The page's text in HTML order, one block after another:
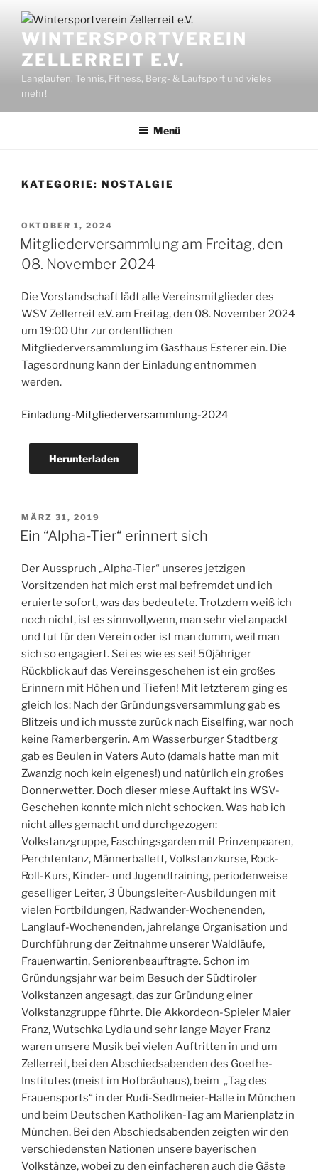
Inhalt
springenWINTERSPORTVEREIN
ZELLERREIT E.V.
Langlaufen, Tennis, Fitness, Berg- & Laufsport und vieles
mehr!
Menü
KATEGORIE: NOSTALGIE
VERÖFFENTLICHT
AM
OKTOBER 1, 2024
Mitgliederversammlung am Freitag, den
08. November 2024
Die Vorstandschaft lädt alle Vereinsmitglieder des
WSV Zellerreit e.V. am Freitag, den 08. November 2024
um 19:00 Uhr zur ordentlichen
Mitgliederversammlung im Gasthaus Esterer ein. Die
Tagesordnung kann der Einladung entnommen
werden.
Einladung-Mitgliederversammlung-2024
Herunterladen
VERÖFFENTLICHT
AM
MÄRZ 31, 2019
Ein “Alpha-Tier“ erinnert sich
Der Ausspruch „Alpha-Tier“ unseres jetzigen
Vorsitzenden hat mich erst mal befremdet und ich
eruierte sofort, was das bedeutete. Trotzdem weiß ich
noch nicht, ist es sinnvoll,wenn, man sehr viel anpackt
und tut für den Verein oder ist man dumm, weil man
sich so engagiert. Sei es wie es sei! 50jähriger
Rückblick auf das Vereinsgeschehen ist ein großes
Erinnern mit Höhen und Tiefen! Mit letzterem ging es
gleich los: Nach der Gründungsversammlung gab es
Blitzeis und ich musste zurück nach Eiselfing, war noch
keine Ramerbergerin. Am Wasserburger Stadtberg
gab es Beulen in Vaters Auto (damals hatte man mit
Zwanzig noch kein eigenes!) und natürlich ein großes
Donnerwetter. Doch dieser miese Auftakt ins WSV-
Geschehen konnte mich nicht schocken. Was hab ich
nicht alles gemacht und durchgezogen:
Volkstanzgruppe, Faschingsgarden mit Prinzenpaaren,
Perchtentanz, Männerballett, Volkstanzkurse, Rock-
Roll-Kurs, Kinder- und Jugendtraining, periodenweise
geselliger Leiter, 3 Übungsleiter-Ausbildungen mit
vielen Fortbildungen, Radwander-Wochenenden,
Langlauf-Wochenenden, jahrelange Organisation und
Durchführung der Zeitnahme unserer Waldläufe,
Frauenwartin, Seniorenbeauftragte. Schon im
Gründungsjahr war beim Besuch der Südtiroler
Volkstanzen angesagt, das zur Gründung einer
Volkstanzgruppe führte. Die Akkordeon-Spieler Maier
Franz, Wutschka Lydia und sehr lange Mayer Franz
waren unsere Musik bei vielen Auftritten in und um
Zellerreit, bei den Abschiedsabenden des Goethe-
Institutes (meist im Hofbräuhaus), beim „Tag des
Frauensports“ in der Rudi-Sedlmeier-Halle in München
und beim Deutschen Katholiken-Tag am Marienplatz in
München. Bei den Abschiedsabenden zeigten wir den
verschiedensten Nationen unsere bayerischen
Volkstänze, wobei zu den einfacheren auch die Gäste